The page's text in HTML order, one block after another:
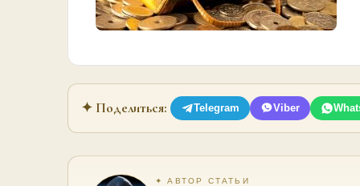
✦ Поделиться: Telegram Viber
✦ АВТОР СТАТЬИ